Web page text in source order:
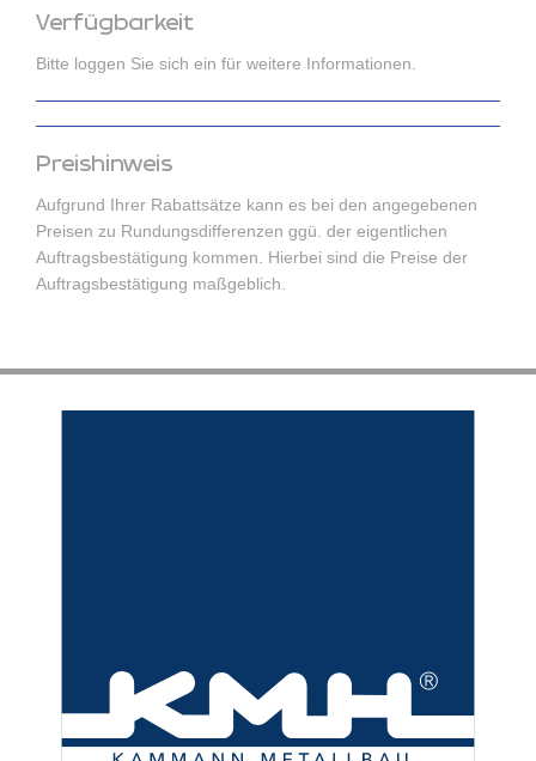
Verfügbarkeit
Bitte loggen Sie sich ein für weitere Informationen.
Preishinweis
Aufgrund Ihrer Rabattsätze kann es bei den angegebenen
Preisen zu Rundungsdifferenzen ggü. der eigentlichen
Auftragsbestätigung kommen. Hierbei sind die Preise der
Auftragsbestätigung maßgeblich.